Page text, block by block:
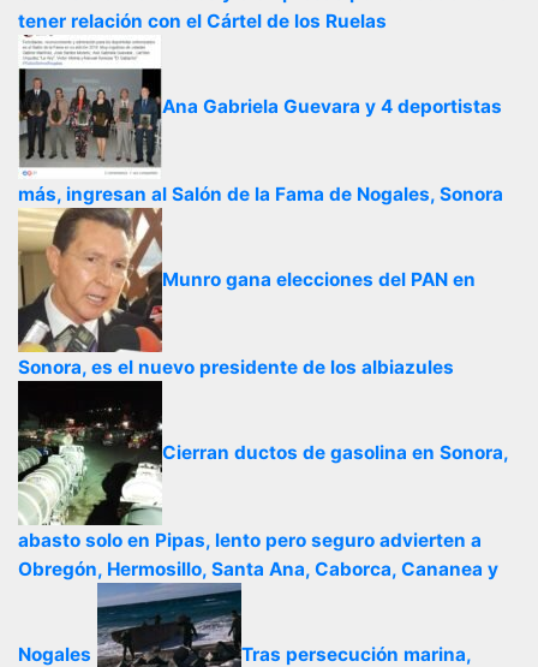
tener relación con el Cártel de los Ruelas
Ana Gabriela Guevara y 4 deportistas
más, ingresan al Salón de la Fama de Nogales, Sonora
Munro gana elecciones del PAN en
Sonora, es el nuevo presidente de los albiazules
Cierran ductos de gasolina en Sonora,
abasto solo en Pipas, lento pero seguro advierten a
Obregón, Hermosillo, Santa Ana, Caborca, Cananea y
Nogales Tras persecución marina,